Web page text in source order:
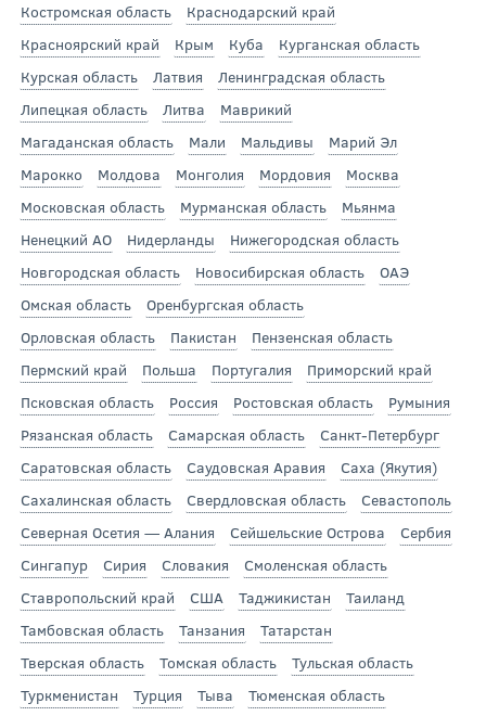
Костромская область
Краснодарский край
Красноярский край
Крым Куба
Курганская область
Курская область
Латвия
Ленинградская область
Липецкая область
Литва
Маврикий
Магаданская область
Мали Мальдивы
Марий Эл
Марокко
Молдова Монголия Мордовия
Москва
Московская область
Мурманская область
Мьянма
Ненецкий АО
Нидерланды
Нижегородская область
Новгородская область
Новосибирская область
ОАЭ
Омская область
Оренбургская область
Орловская область
Пакистан
Пензенская область
Пермский край
Польша Португалия
Приморский край
Псковская область
Россия Ростовская область
Румыния
Рязанская область
Самарская область
Санкт-Петербург
Саратовская область
Саудовская Аравия
Саха (Якутия)
Сахалинская область
Свердловская область
Севастополь
Северная Осетия — Алания
Сейшельские Острова
Сербия
Сингапур
Сирия Словакия
Смоленская область
Ставропольский край
США Таджикистан
Таиланд
Тамбовская область
Танзания
Татарстан
Тверская область
Томская область
Тульская область
Туркменистан
Турция Тыва
Тюменская область